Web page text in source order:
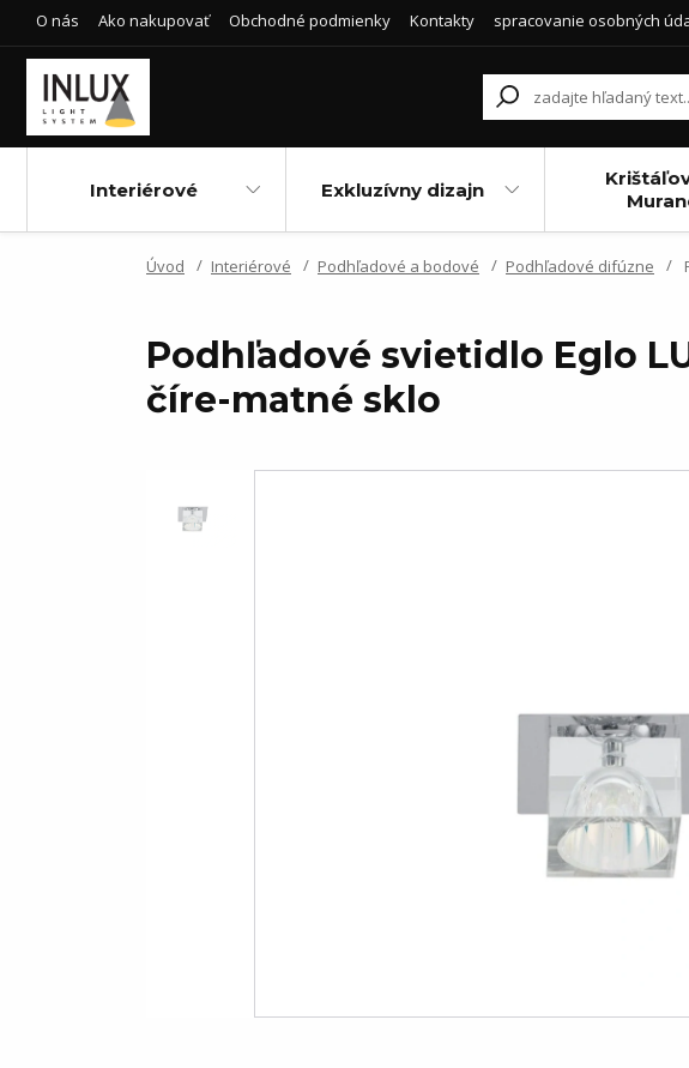
O nás Ako nakupovať Obchodné podmienky Kontakty spracovanie osobných
Interiérové Exkluzívny dizajn
Úvod Interiérové Podhľadové a bodové Podhľadové difúzne
Podhľadové svietidlo Eglo
číre-matné sklo